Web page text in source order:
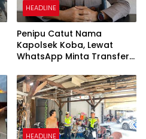
HEADLINE
Penipu Catut Nama
Kapolsek Koba, Lewat
WhatsApp Minta Transfer
HEADLINE